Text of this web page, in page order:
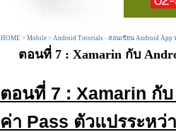
HOME > Mobile > Android Tutorials - สอนเขียน Android App
ตอนที่ 7 : Xamarin กับ
ตอนที่ 7 : Xamarin กั
ค่า Pass ตัวแปรระหว่